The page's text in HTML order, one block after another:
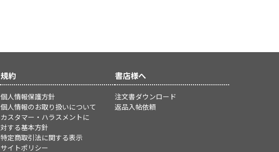
規約
個人情報保護方針
個人情報のお取り扱いについて
カスタマー・ハラスメントに
対する基本方針
特定商取引法に関する表示
サイトポリシー
書店様へ
注文書ダウンロード
返品入帖依頼